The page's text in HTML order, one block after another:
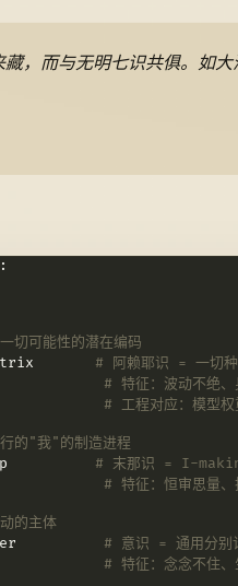
，而与无明七识共俱。如
切可能性的潜在编码
# 阿赖耶识 = 一切种
# 特征：波动不绝、
# 工程对应：模型权
的"我"的制造进程
# 末那识 = I-
# 特征：恒审思量、
的主体
# 意识 = 通用分别
# 特征：念念不住、